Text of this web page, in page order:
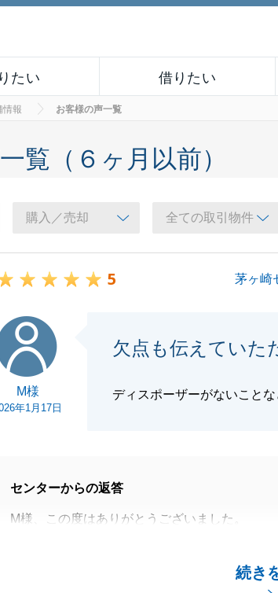
たい 借りたい
情報 お客様の声一覧
覧（６ヶ月以前）
5 茅ヶ崎
M様
年1月17日
欠点も伝えていた
ディスポーザーがないこと
続き
センターからの返答
M様、この度はありがとうございました。
何かお困り事がございましたらお声がけいただ
今後ともどうぞよろしくお願いいたします。